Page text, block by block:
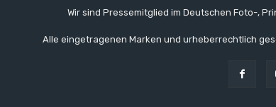
Wir sind Pressemitglied im Deutschen Foto-,
Alle eingetragenen Marken und urheberrechtlich